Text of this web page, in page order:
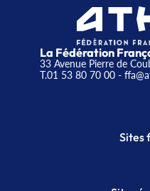
La Fédération
33 Avenue Pierre de
T.01 53 80 70 00-
Sites